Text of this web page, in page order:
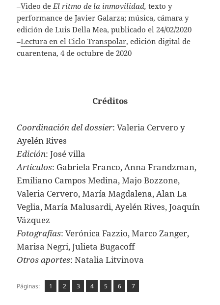
–Video de El ritmo de la inmovilidad, texto y
performance de Javier Galarza; música, cámara y
edición de Luis Della Mea, publicado el 24/02/2020
–Lectura en el Ciclo Transpolar, edición digital de
cuarentena, 4 de octubre de 2020
Créditos
Coordinación del dossier: Valeria Cervero y
Ayelén Rives
Edición: José villa
Artículos: Gabriela Franco, Anna Frandzman,
Emiliano Campos Medina, Majo Bozzone,
Valeria Cervero, María Magdalena, Alan La
Veglia, María Malusardi, Ayelén Rives, Joaquín
Vázquez
Fotografías: Verónica Fazzio, Marco Zanger,
Marisa Negri, Julieta Bugacoff
Otros aportes: Natalia Litvinova
Páginas: Página
1 ,
Página
2 ,
Página
3 ,
Página
4 ,
Página
5 ,
Página
6 ,
Página
7